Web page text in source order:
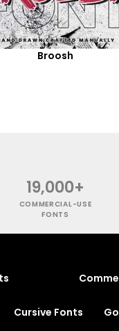
Broosh
19,000+
COMMERCIAL-USE
FONTS
Cursive Fonts